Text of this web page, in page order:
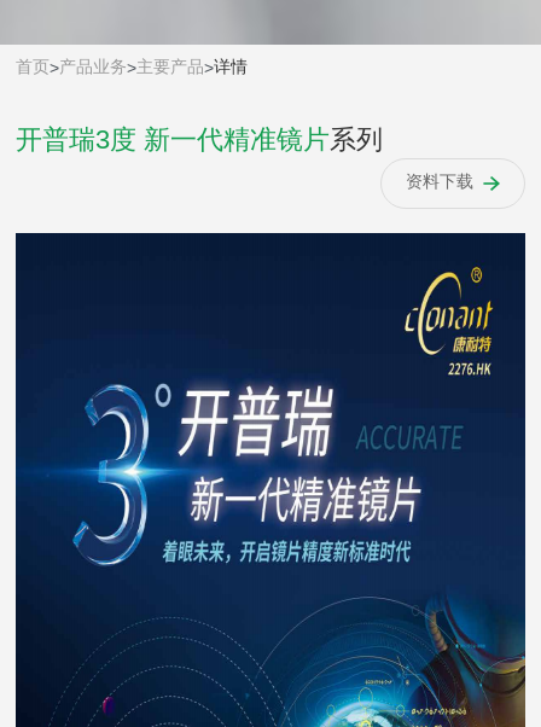
首页>产品业务>主要产品>详情
开普瑞3度 新一代精准镜片系列
资料下载